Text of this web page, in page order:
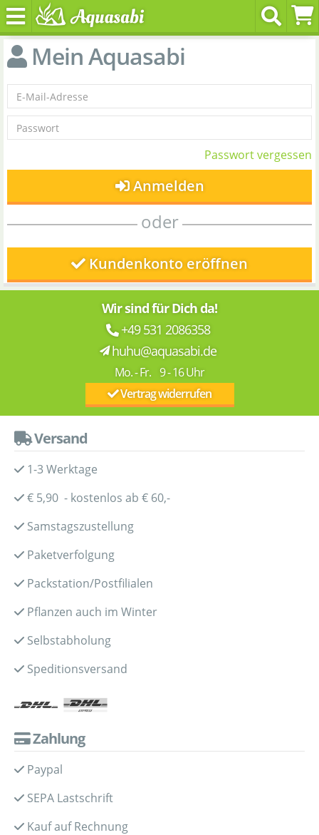
Mein Aquasabi
Passwort vergessen
Anmelden
oder
Kundenkonto eröffnen
Wir sind für Dich da!
+49 531 2086358
huhu@aquasabi.de
Mo. - Fr. 9 - 16 Uhr
Vertrag widerrufen
Versand
1-3 Werktage
€ 5,90 - kostenlos ab € 60,-
Samstagszustellung
Paketverfolgung
Packstation/Postfilialen
Pflanzen auch im Winter
Selbstabholung
Speditionsversand
Zahlung
Paypal
SEPA Lastschrift
Kauf auf Rechnung